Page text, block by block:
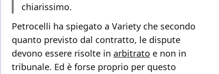
chiarissimo.
Petrocelli ha spiegato a Variety che secondo
quanto previsto dal contratto, le dispute
devono essere risolte in arbitrato e non in
tribunale. Ed è forse proprio per questo